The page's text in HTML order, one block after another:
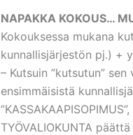
NAPAKKA KOKOUS…
Kokouksessa mukana
kunnallisjärjestön pj.) +
– Kutsuin ”kutsutun”
ensimmäisistä
TYÖVALIOKUNTA